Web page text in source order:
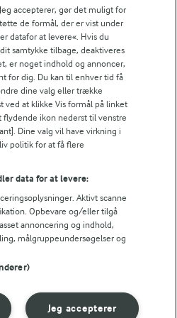
for Arla Foods
for Jörd
rapporter for Lurpak PB
accepterer, gør det muligt for
de formål, der er vist under
datafor at levere«. Hvis du
samtykke tilbage, deaktiveres
er noget indhold og annoncer,
for dig. Du kan til enhver tid få
dine valg eller trække
ved at klikke Vis formål på linket
flydende ikon nederst til venstre
Dine valg vil have virkning i
politik for at få flere
data for at levere:
Aktivt scanne
Opbevare og/eller tilgå
annoncering og indhold,
målgruppeundersøgelser og
Jeg accepterer